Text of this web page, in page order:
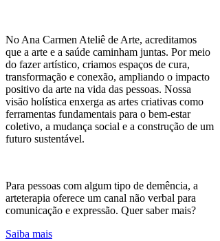
No Ana Carmen Ateliê de Arte, acreditamos
que a arte e a saúde caminham juntas. Por meio
do fazer artístico, criamos espaços de cura,
transformação e conexão, ampliando o impacto
positivo da arte na vida das pessoas. Nossa
visão holística enxerga as artes criativas como
ferramentas fundamentais para o bem-estar
coletivo, a mudança social e a construção de um
futuro sustentável.
Para pessoas com algum tipo de demência, a
arteterapia oferece um canal não verbal para
comunicação e expressão. Quer saber mais?​​​
Saiba mais